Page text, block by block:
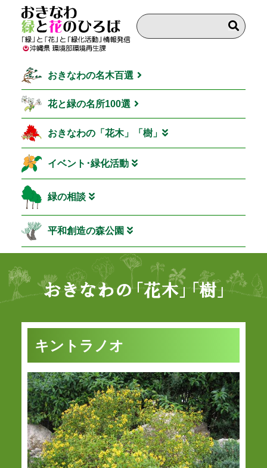
おきなわの名木百選
花と緑の名所100選
おきなわの「花木」「樹」
イベント･緑化活動
緑の相談
平和創造の森公園
キントラノオ